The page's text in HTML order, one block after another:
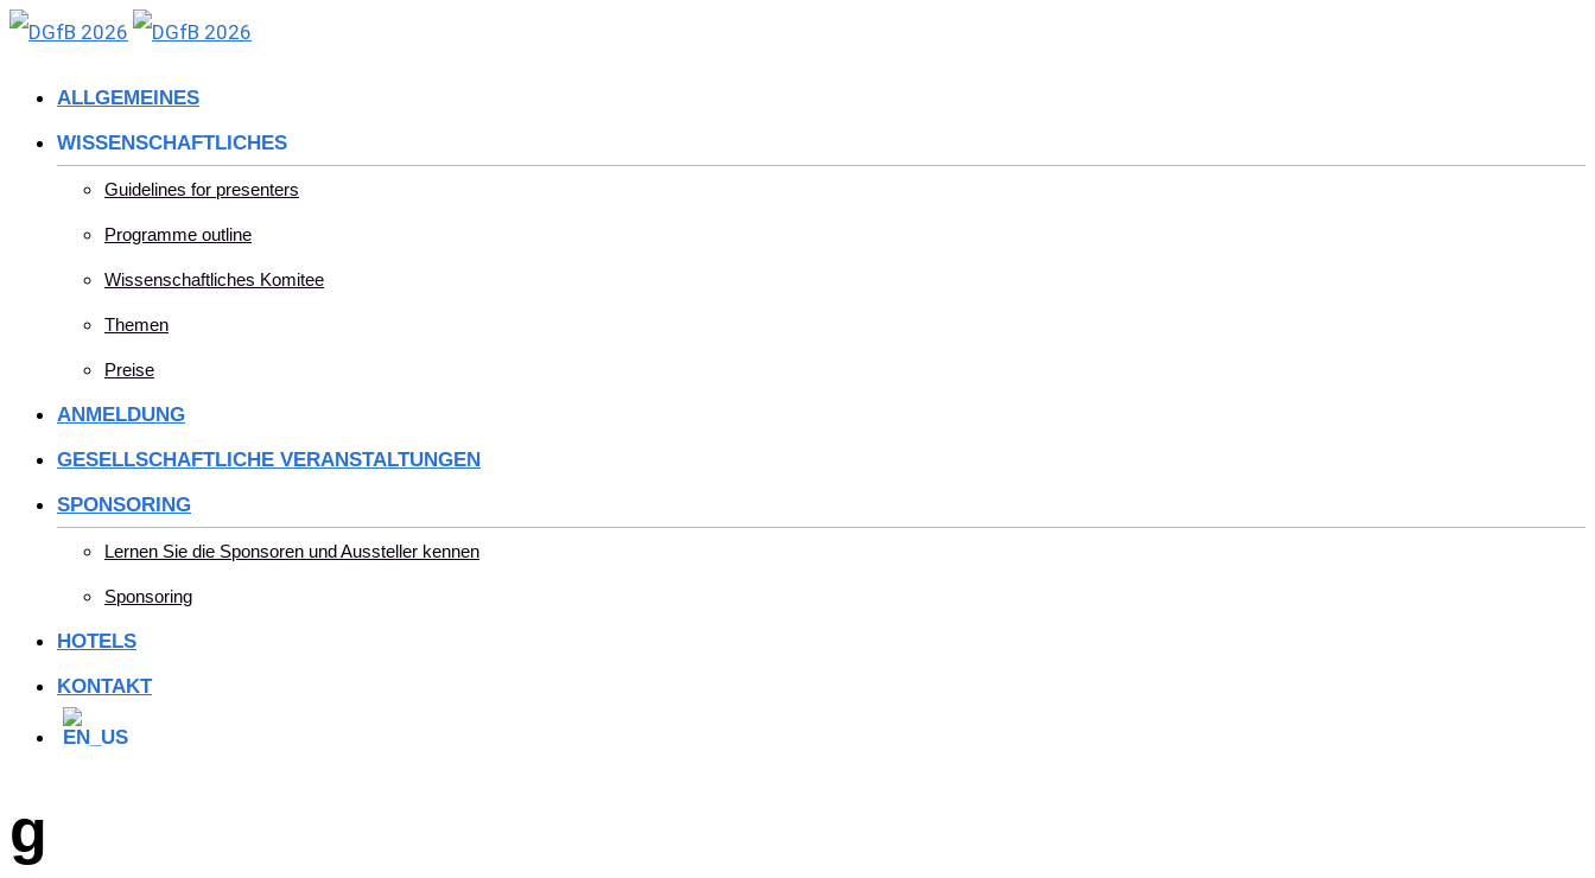
Skip
ALLGEMEINES
WISSENSCHAFTLICHES
Guidelines for presenters
Programme outline
Wissenschaftliches Komitee
Themen
Preise
ANMELDUNG
GESELLSCHAFTLICHE VERANSTALTUNGEN
SPONSORING
Lernen Sie die Sponsoren und Aussteller kennen
Sponsoring
HOTELS
KONTAKT
g